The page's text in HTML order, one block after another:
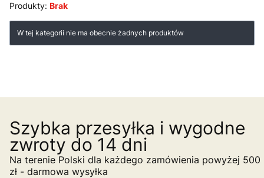
Produkty: Brak
Lista produktów
W tej kategorii nie ma obecnie żadnych produktów
Szybka przesyłka i wygodne
zwroty do 14 dni
Na terenie Polski dla każdego zamówienia powyżej 500
zł - darmowa wysyłka